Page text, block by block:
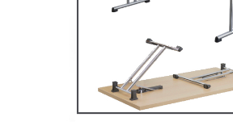
Tables Multifonctions
MOBILIER SCOLAIRE